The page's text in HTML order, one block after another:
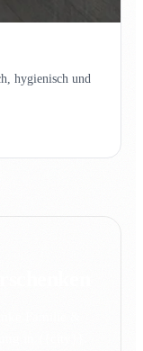
hygienisch und